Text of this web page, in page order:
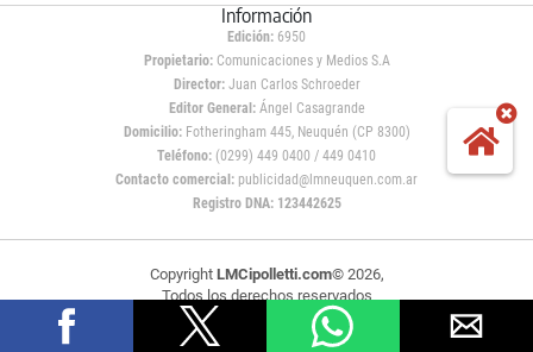
Información
Edición: 6950
Propietario:Comunicaciones y Medios S.A
Director: Juan Carlos Schroeder
Editor General:Ángel Casagrande
Domicilio:Fotheringham 445, Neuquén (CP 8300)
Teléfono: (0299) 449 0400 / 449 0410
Contacto comercial: publicidad@lmneuquen.com.ar
Registro DNA: 123442625
Copyright LMCipolletti.com© 2026,
Todos los derechos reservados